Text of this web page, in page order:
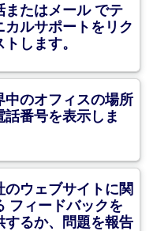
またはメール でテ
カルサポートをリク
します。
中のオフィスの場所
話番号を表示しま
のウェブサイトに関
フィードバックを
するか、問題を報告